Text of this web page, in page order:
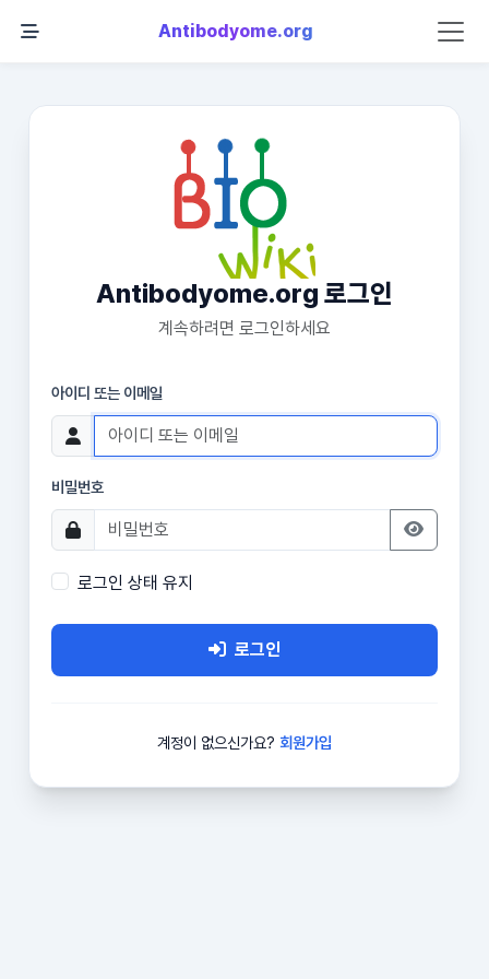
Antibodyome.org
Antibodyome.org 로그인
계속하려면 로그인하세요
아이디 또는 이메일
비밀번호
로그인 상태 유지
로그인
계정이 없으신가요? 회원가입